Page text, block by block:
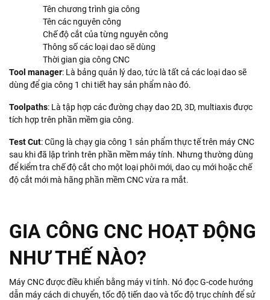
Tên chương trình gia công
Tên các nguyên công
Chế độ cắt của từng nguyên công
Thông số các loại dao sẽ dùng
Thời gian gia công CNC
Tool manager: Là bảng quản lý dao, tức là tất cả các loại dao sẽ
dùng để gia công 1 chi tiết hay sản phẩm nào đó.
Toolpaths: Là tập hợp các đường chạy dao 2D, 3D, multiaxis được
tích hợp trên phần mềm gia công.
Test Cut: Cũng là chạy gia công 1 sản phẩm thực tế trên máy CNC
sau khi đã lập trình trên phần mềm máy tính. Nhưng thường dùng
để kiểm tra chế độ cắt cho một loại phôi mới, dao cụ mới hoặc chế
độ cắt mới mà hãng phần mềm CNC vừa ra mắt.
GIA CÔNG CNC HOẠT ĐỘNG
NHƯ THẾ NÀO?
Máy CNC được điều khiển bằng máy vi tính. Nó đọc G-code hướng
dẫn máy cách di chuyển, tốc độ tiến dao và tốc độ trục chính để sử